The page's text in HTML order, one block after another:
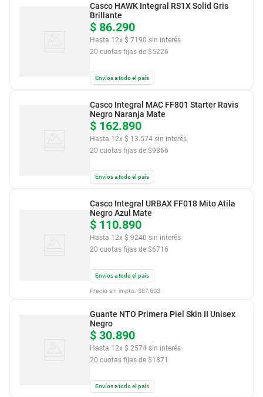
$ 86.290
Hasta 12x $ 7190 sin interés
20 cuotas fijas de $5226
Casco HAWK Integral RS1X Solid Gris
Brillante
Envíos a todo el país
$ 162.890
Hasta 12x $ 13.574 sin interés
20 cuotas fijas de $9866
Casco Integral MAC FF801 Starter Ravis
Negro Naranja Mate
Envíos a todo el país
$ 110.890
Hasta 12x $ 9240 sin interés
20 cuotas fijas de $6716
Casco Integral URBAX FF018 Mito Atila
Negro Azul Mate
Envíos a todo el país
Precio sin impto. $87.603
$ 30.890
Hasta 12x $ 2574 sin interés
20 cuotas fijas de $1871
Guante NTO Primera Piel Skin II Unisex
Negro
Envíos a todo el país